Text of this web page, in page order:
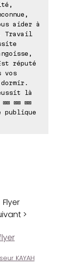
aider à
Travail
réputé
vos
là
⊠⊠ ⊠⊠
publique
Flyer
>
KAYAH